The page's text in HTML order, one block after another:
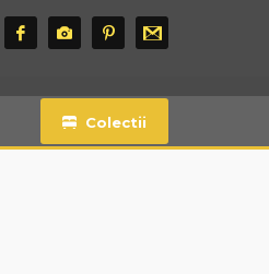
Colectii